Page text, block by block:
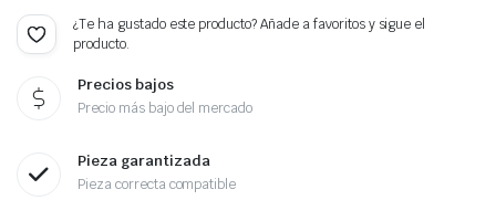
¿Te ha gustado este producto? Añade a favoritos y sigue el
producto.
Precios bajos
Precio más bajo del mercado
Pieza garantizada
Pieza correcta compatible